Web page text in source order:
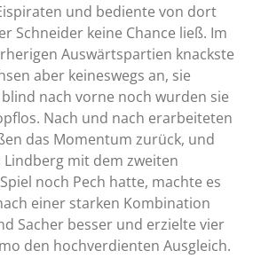
und bediente von dort
Schneider keine Chance ließ. Im
Auswärtspartien knackste
aber keineswegs an, sie
nach vorne noch wurden sie
Nach und nach erarbeiteten
das Momentum zurück, und
Lindberg mit dem zweiten
noch Pech hatte, machte es
einer starken Kombination
Sacher besser und erzielte vier
den hochverdienten Ausgleich.